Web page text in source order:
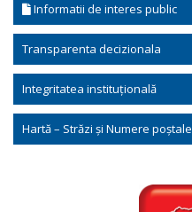
Informatii de interes public
Transparenta decizionala
Integritatea instituțională
Hartă – Străzi și Numere poștale